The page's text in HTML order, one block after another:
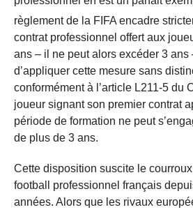
règlement de la FIFA encadre
contrat professionnel offert aux
ans – il ne peut alors excéder 3
d’appliquer cette mesure sans
conformément à l’article L211-5 du
joueur signant son premier contrat
période de formation ne peut
de plus de 3 ans.
Cette disposition suscite le
football professionnel français
années. Alors que les rivaux